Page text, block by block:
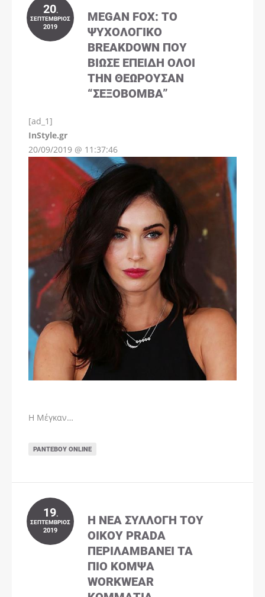
20.
ΣΕΠΤΈΜΒΡΙΟΣ
2019
MEGAN FOX: ΤΟ
ΨΥΧΟΛΟΓΙΚΌ
BREAKDOWN ΠΟΥ
ΒΊΩΣΕ ΕΠΕΙΔΉ ΌΛΟΙ
ΤΗΝ ΘΕΩΡΟΎΣΑΝ
“ΣΕΞΟΒΌΜΒΑ”
[ad_1]
InStyle.gr
20/09/2019 @ 11:37:46
Η Μέγκαν…
ΡΑΝΤΕΒΟΎ ONLINE
19.
ΣΕΠΤΈΜΒΡΙΟΣ
2019
Η ΝΈΑ ΣΥΛΛΟΓΉ ΤΟΥ
ΟΊΚΟΥ PRADA
ΠΕΡΙΛΑΜΒΆΝΕΙ ΤΑ
ΠΙΟ ΚΟΜΨΆ
WORKWEAR